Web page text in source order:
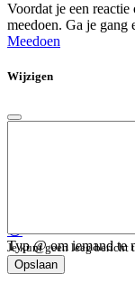
Voordat je een
meedoen. Ga je gang
Meedoen
Wijzigen
Typ @ om iemand te
😀
Je kunt geen leeg bericht
Opslaan